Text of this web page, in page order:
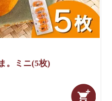
。ミニ(5枚)